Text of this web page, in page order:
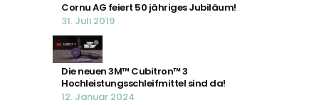
Cornu AG feiert 50 jähriges Jubiläum!
31. Juli 2019
Die neuen 3M™ Cubitron™ 3
Hochleistungsschleifmittel sind da!
12. Januar 2024